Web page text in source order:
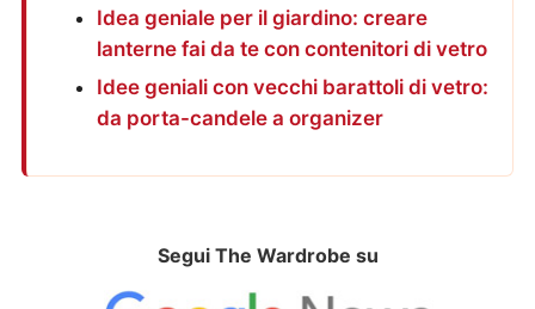
Idea geniale per il giardino: creare
lanterne fai da te con contenitori di vetro
Idee geniali con vecchi barattoli di vetro:
da porta-candele a organizer
Segui The Wardrobe su